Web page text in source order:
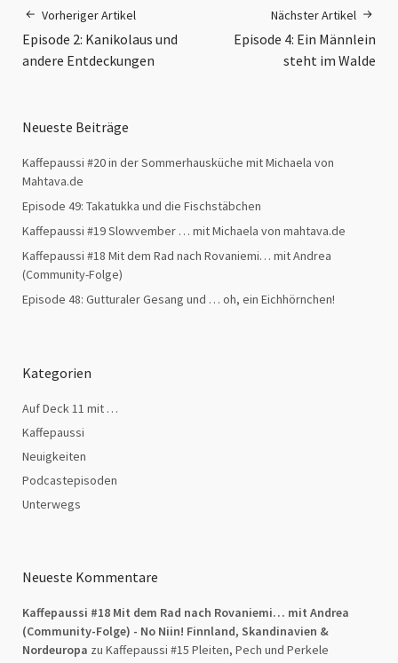
Vorheriger Artikel
Episode 2: Kanikolaus und
andere Entdeckungen
Nächster Artikel
Episode 4: Ein Männlein
steht im Walde
Neueste Beiträge
Kaffepaussi #20 in der Sommerhausküche mit Michaela von
Mahtava.de
Episode 49: Takatukka und die Fischstäbchen
Kaffepaussi #19 Slowvember … mit Michaela von mahtava.de
Kaffepaussi #18 Mit dem Rad nach Rovaniemi… mit Andrea
(Community-Folge)
Episode 48: Gutturaler Gesang und … oh, ein Eichhörnchen!
Kategorien
Auf Deck 11 mit …
Kaffepaussi
Neuigkeiten
Podcastepisoden
Unterwegs
Neueste Kommentare
Kaffepaussi #18 Mit dem Rad nach Rovaniemi… mit Andrea
(Community-Folge) - No Niin! Finnland, Skandinavien &
Nordeuropa zu Kaffepaussi #15 Pleiten, Pech und Perkele